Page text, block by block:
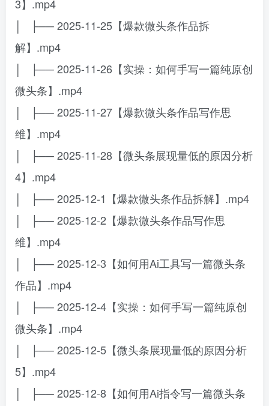
3】.mp4
│ ├── 2025-11-25【爆款微头条作品拆
解】.mp4
│ ├── 2025-11-26【实操：如何手写一篇纯原创
微头条】.mp4
│ ├── 2025-11-27【爆款微头条作品写作思
维】.mp4
│ ├── 2025-11-28【微头条展现量低的原因分析
4】.mp4
│ ├── 2025-12-1【爆款微头条作品拆解】.mp4
│ ├── 2025-12-2【爆款微头条作品写作思
维】.mp4
│ ├── 2025-12-3【如何用Ai工具写一篇微头条
作品】.mp4
│ ├── 2025-12-4【实操：如何手写一篇纯原创
微头条】.mp4
│ ├── 2025-12-5【微头条展现量低的原因分析
5】.mp4
│ ├── 2025-12-8【如何用Ai指令写一篇微头条